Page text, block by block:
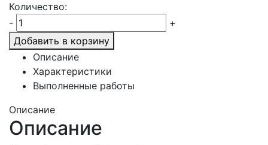
Количество:
-
+
Добавить в корзину
Описание
Характеристики
Выполненные работы
Описание
Описание